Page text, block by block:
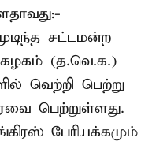
சட்டமன்ற
கழகம் (த.வெ.க.)
வெற்றி பெற்று
பெற்றுள்ளது.
பேரியக்கமும்